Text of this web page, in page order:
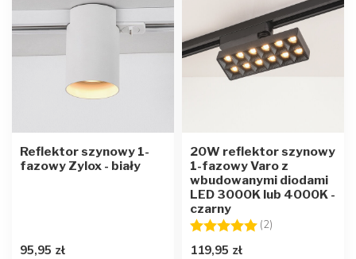
Reflektor szynowy 1-
fazowy Zylox - biały
95,95 zł
20W reflektor szynowy
1-fazowy Varo z
wbudowanymi diodami
LED 3000K lub 4000K -
czarny
Ocena:
(2)
119,95 zł